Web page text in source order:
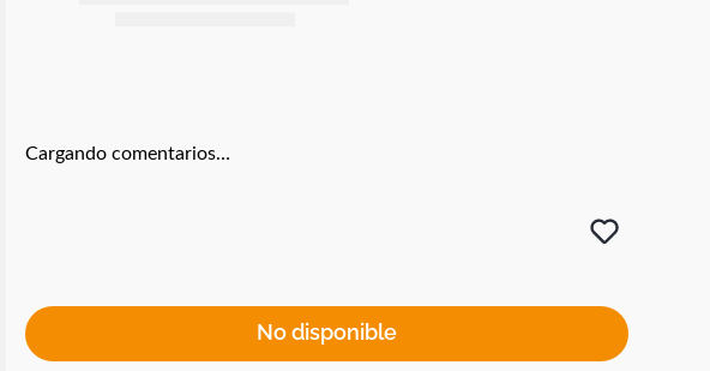
Cargando comentarios…
No disponible